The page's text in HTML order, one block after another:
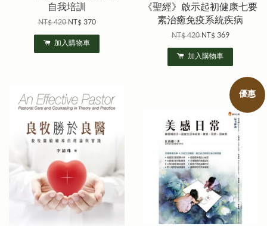
自我培訓
NT$ 420NT$ 370
加入購物車
《聖經》啟示起初健康七要
素治癒免疫系統疾病
NT$ 420NT$ 369
加入購物車
優惠